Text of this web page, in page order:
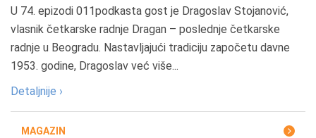
U 74. epizodi 011podkasta gost je Dragoslav Stojanović,
vlasnik četkarske radnje Dragan – poslednje četkarske
radnje u Beogradu. Nastavljajući tradiciju započetu davne
1953. godine, Dragoslav već više...
Detaljnije ›
MAGAZIN